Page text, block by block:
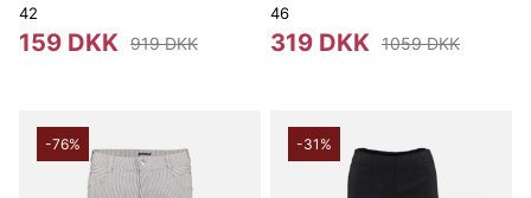
42
159 DKK 919 DKK
46
319 DKK 1059 DKK
-76% -31%